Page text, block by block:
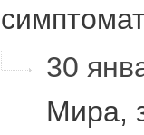
30
Мира,